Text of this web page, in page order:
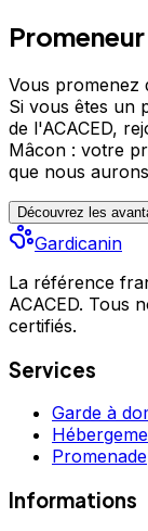
Vous promenez
Si vous êtes un
de l'ACACED,
Mâcon : votre
que nous
Découvrez les
Gardicanin
La référence
ACACED. Tous
certifiés.
Services
Garde à
Promenade
Informations